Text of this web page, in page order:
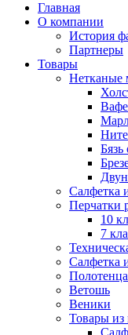
Главная
О компании
История
Партнеры
Товары
Нетканые
Бязь
Салфетка
Перчатки
10
7
Салфетка
Ветошь
Веники
Товары